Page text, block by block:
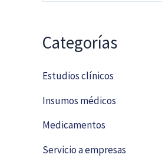
Categorías
Estudios clínicos
Insumos médicos
Medicamentos
Servicio a empresas